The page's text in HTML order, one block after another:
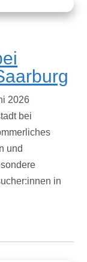
2026
bei
und
in